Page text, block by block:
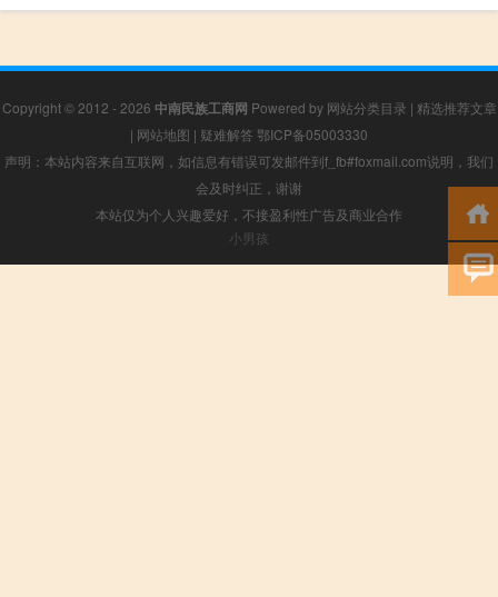
Copyright © 2012 - 2026 中南民族工商网 Powered by 网站分类目录 | 精选推荐文章
| 网站地图 | 疑难解答 鄂ICP备05003330
声明：本站内容来自互联网，如信息有错误可发邮件到f_fb#foxmail.com说明，我们
会及时纠正，谢谢
本站仅为个人兴趣爱好，不接盈利性广告及商业合作
小男孩